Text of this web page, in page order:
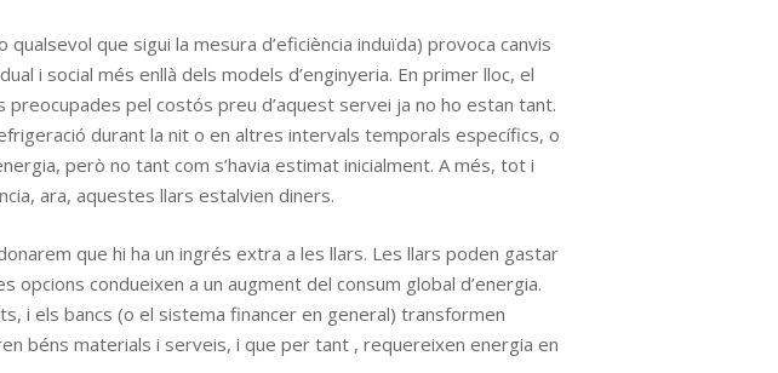
que sigui la mesura d’eficiència induïda) provoca canvis
i social més enllà dels models d’enginyeria. En primer lloc, el
pel costós preu d’aquest servei ja no ho estan tant.
durant la nit o en altres intervals temporals específics, o
però no tant com s’havia estimat inicialment. A més, tot i
ara, aquestes llars estalvien diners.
que hi ha un ingrés extra a les llars. Les llars poden gastar
condueixen a un augment del consum global d’energia.
i els bancs (o el sistema financer en general) transformen
béns materials i serveis, i que per tant , requereixen energia en